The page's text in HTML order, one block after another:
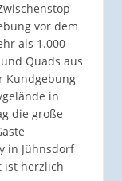
vor dem
als 1.000
Quads aus
Kundgebung
in
die große
in Jühnsdorf
ist herzlich